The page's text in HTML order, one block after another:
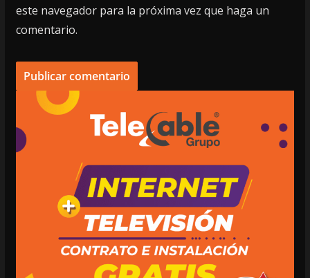
este navegador para la próxima vez que haga un
comentario.